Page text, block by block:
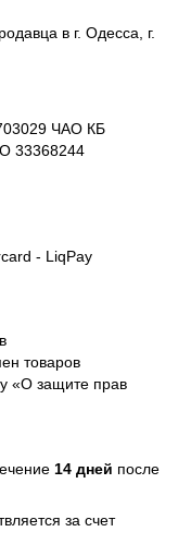
в г. Одесса, г.
ЧАО КБ
33368244
- LiqPay
товаров
«О защите прав
14 дней после
за счет